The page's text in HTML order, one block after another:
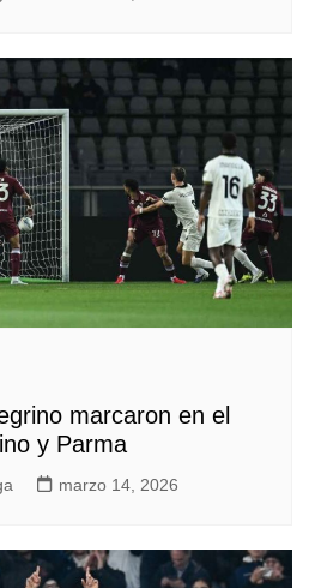
marcaron en el
y Parma
marzo 14, 2026